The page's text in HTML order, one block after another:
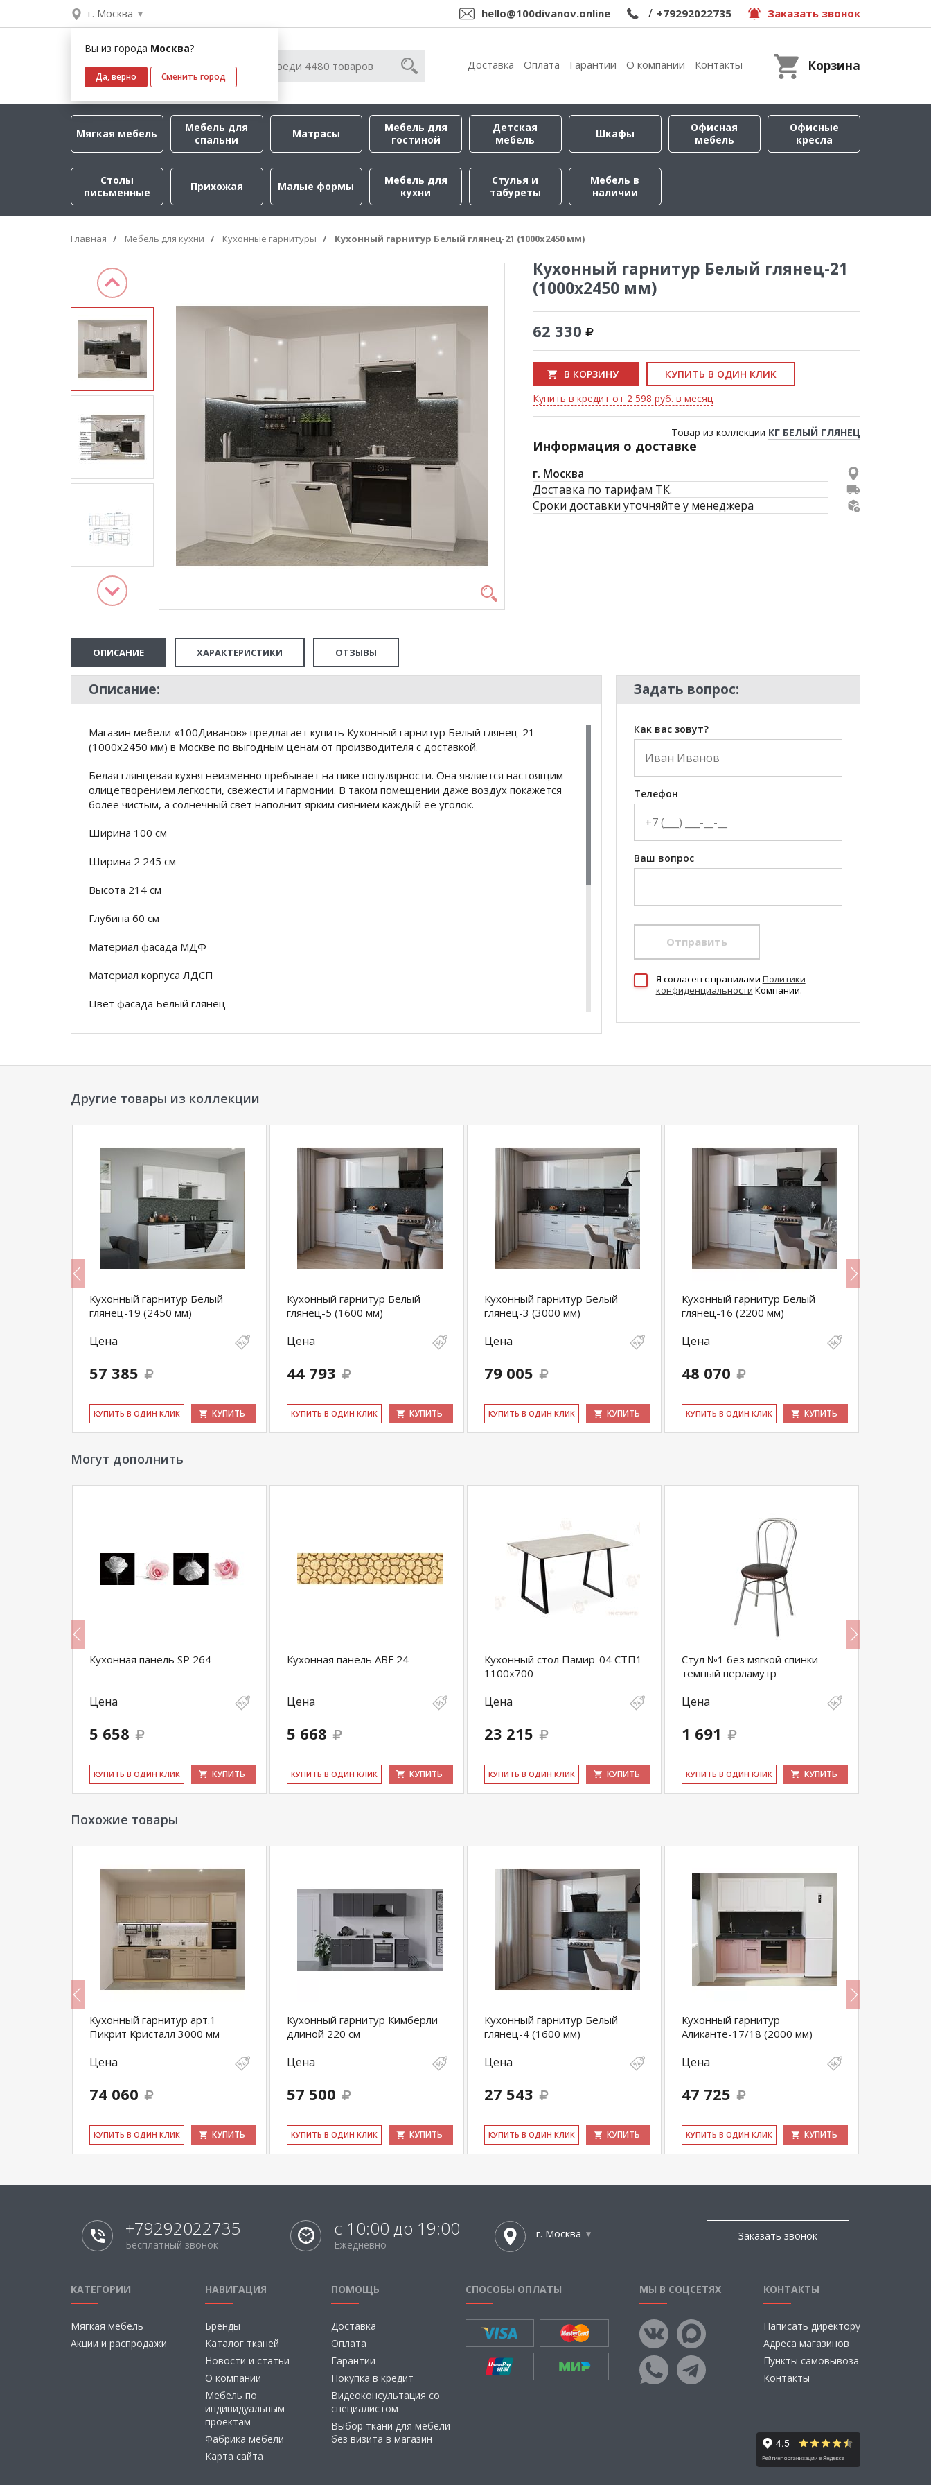
г. Москва
Вы из города Москва?
Да, верно Сменить город
hello@100divanov.online / +79292022735 Заказать звонок
Доставка Оплата Гарантии О компании Контакты Корзина
Мягкая мебель
Мебель для
спальни
Матрасы
Мебель для
гостиной
Детская
мебель
Шкафы
Офисная
мебель
Офисные
кресла
Столы
письменные
Прихожая Малые формы
Мебель для
кухни
Стулья и
табуреты
Мебель в
наличии
Главная Мебель для кухни Кухонные гарнитуры Кухонный гарнитур Белый глянец-21 (1000х2450 мм)
Кухонный гарнитур Белый глянец-21
(1000х2450 мм)
62 330
В КОРЗИНУ
КУПИТЬ В ОДИН КЛИК
Купить в кредит от 2 598 руб. в месяц
Товар из коллекции КГ БЕЛЫЙ ГЛЯНЕЦ
Информация о доставке
г. Москва
Доставка по тарифам ТК.
Сроки доставки уточняйте у менеджера
ОПИСАНИЕ ХАРАКТЕРИСТИКИ ОТЗЫВЫ
Описание:
Магазин мебели «100Диванов» предлагает купить Кухонный гарнитур Белый глянец-21
(1000х2450 мм) в Москве по выгодным ценам от производителя с доставкой.
Белая глянцевая кухня неизменно пребывает на пике популярности. Она является настоящим
олицетворением легкости, свежести и гармонии. В таком помещении даже воздух покажется
более чистым, а солнечный свет наполнит ярким сиянием каждый ее уголок.
Ширина 100 см
Ширина 2 245 см
Высота 214 см
Глубина 60 см
Материал фасада МДФ
Материал корпуса ЛДСП
Цвет фасада Белый глянец
Фрезеровка (Рисунок) Фаска
*Дополнительную информацию о том, как купитьКухонный гарнитур Белый глянец-21
(1000х2450 мм)
уточняйте у нашего менеджера по телефону +79292022735
**Цены на официальном сайте
действительны только для интернет-
магазина
и могут отличаться от цен в розничных магазинах-салонах сети!
Задать вопрос:
Как вас зовут?
Телефон
Ваш вопрос
Отправить
Я согласен c правилами Политики
конфиденциальности Компании.
Другие товары из коллекции
Кухонный гарнитур Белый
глянец-19 (2450 мм)
Цена
57 385
КУ­ПИТЬ В ОДИН КЛИК КУПИТЬ
Кухонный гарнитур Белый
глянец-5 (1600 мм)
Цена
44 793
КУ­ПИТЬ В ОДИН КЛИК КУПИТЬ
Кухонный гарнитур Белый
глянец-3 (3000 мм)
Цена
79 005
КУ­ПИТЬ В ОДИН КЛИК КУПИТЬ
Кухонный гарнитур Белый
глянец-16 (2200 мм)
Цена
48 070
КУ­ПИТЬ В ОДИН КЛИК КУПИТЬ
Могут дополнить
Кухонная панель SP 264
Цена
5 658
КУ­ПИТЬ В ОДИН КЛИК КУПИТЬ
Кухонная панель ABF 24
Цена
5 668
КУ­ПИТЬ В ОДИН КЛИК КУПИТЬ
Кухонный стол Памир-04 СТП1
1100х700
Цена
23 215
КУ­ПИТЬ В ОДИН КЛИК КУПИТЬ
Стул №1 без мягкой спинки
темный перламутр
Цена
1 691
КУ­ПИТЬ В ОДИН КЛИК КУПИТЬ
Похожие товары
Кухонный гарнитур арт.1
Пикрит Кристалл 3000 мм
Цена
74 060
КУ­ПИТЬ В ОДИН КЛИК КУПИТЬ
Кухонный гарнитур Кимберли
длиной 220 см
Цена
57 500
КУ­ПИТЬ В ОДИН КЛИК КУПИТЬ
Кухонный гарнитур Белый
глянец-4 (1600 мм)
Цена
27 543
КУ­ПИТЬ В ОДИН КЛИК КУПИТЬ
Кухонный гарнитур
Аликанте-17/18 (2000 мм)
Цена
47 725
КУ­ПИТЬ В ОДИН КЛИК КУПИТЬ
+79292022735
Бесплатный звонок
с 10:00 до 19:00
Ежедневно
г. Москва Заказать звонок
КАТЕГОРИИ
Мягкая мебель
Акции и распродажи
НАВИГАЦИЯ
Бренды
Каталог тканей
Новости и статьи
О компании
Мебель по
индивидуальным
проектам
Фабрика мебели
Карта сайта
ПОМОЩЬ
Доставка
Оплата
Гарантии
Покупка в кредит
Видеоконсультация со
специалистом
Выбор ткани для мебели
без визита в магазин
СПОСОБЫ ОПЛАТЫ МЫ В СОЦСЕТЯХ КОНТАКТЫ
Написать директору
Адреса магазинов
Пункты самовывоза
Контакты